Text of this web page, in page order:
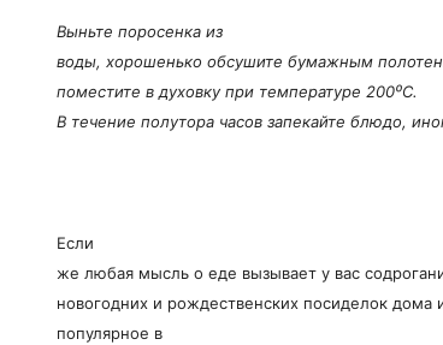
Выньте поросенка из
воды, хорошенько обсушите бумажным
поместите в духовку при температуре 200⁰С.
В течение полутора часов запекайте блюдо,
Если
же любая мысль о еде вызывает у вас
новогодних и рождественских посиделок дома
популярное в